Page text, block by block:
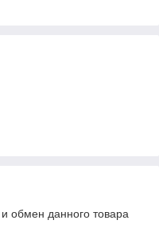
обмен данного товара